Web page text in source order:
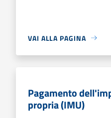
VAI ALLA PAGINA
Pagamento
propria (IMU)